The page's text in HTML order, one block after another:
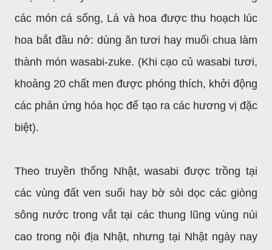
các món cá sống, Lá và hoa được thu hoạch lúc
hoa bắt đầu nở: dùng ăn tươi hay muối chua làm
thành món wasabi-zuke. (Khi cạo củ wasabi tươi,
khoảng 20 chất men được phóng thích, khởi động
các phản ứng hóa học để tạo ra các hương vị đặc
biệt).
Theo truyền thống Nhật, wasabi được trồng tại
các vùng đất ven suối hay bờ sỏi dọc các giòng
sông nước trong vắt tại các thung lũng vùng núi
cao trong nội địa Nhật, nhưng tại Nhật ngày nay